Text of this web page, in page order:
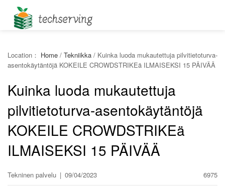
Location： Home / Tekniikka / Kuinka luoda mukautettuja pilvitietoturva-
asentokäytäntöjä KOKEILE CROWDSTRIKEä ILMAISEKSI 15 PÄIVÄÄ
Kuinka luoda mukautettuja
pilvitietoturva-asentokäytäntöjä
KOKEILE CROWDSTRIKEä
ILMAISEKSI 15 PÄIVÄÄ
Tekninen palvelu | 09/04/2023 6975